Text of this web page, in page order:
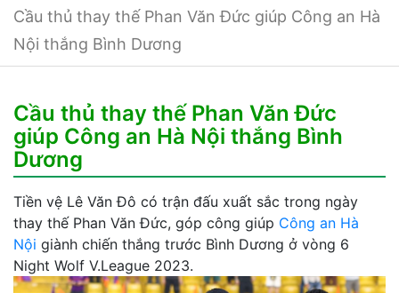
Cầu thủ thay thế Phan Văn Đức giúp Công an Hà
Nội thắng Bình Dương
Cầu thủ thay thế Phan Văn Đức
giúp Công an Hà Nội thắng Bình
Dương
Tiền vệ Lê Văn Đô có trận đấu xuất sắc trong ngày
thay thế Phan Văn Đức, góp công giúp Công an Hà
Nội giành chiến thắng trước Bình Dương ở vòng 6
Night Wolf V.League 2023.